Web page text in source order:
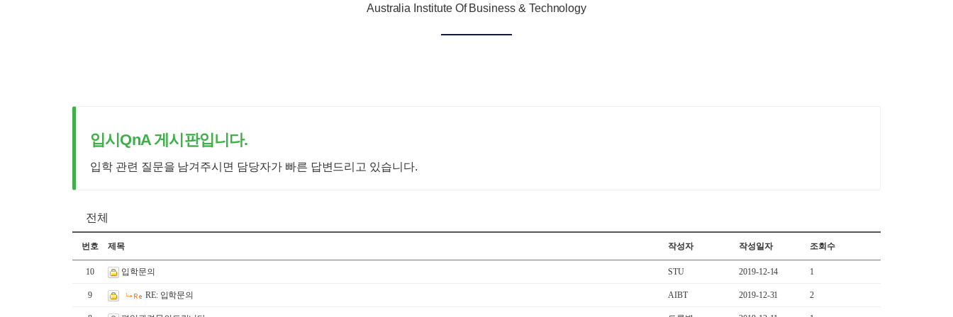
Australia Institute Of Business & Technology
입시QnA 게시판입니다.
입학 관련 질문을 남겨주시면 담당자가 빠른 답변드리고 있습니다.
전체
번호 제목 작성자 작성일자 조회수
10 입학문의 STU 2019-12-14 1
9 RE: 입학문의 AIBT 2019-12-31 2